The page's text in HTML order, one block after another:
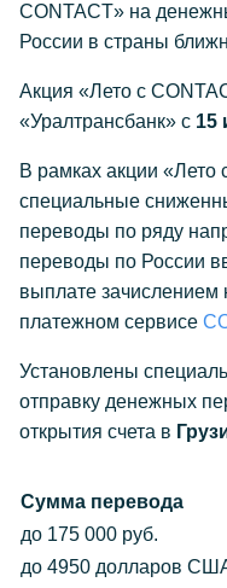
CONTACT» на
России в страны
Акция «Лето с
«Уралтрансбанк» с 15
В рамках акции «Лето
специальные
переводы по ряду
переводы по России
выплате зачислением
платежном сервисе
Установлены
отправку денежных
открытия счета в
Сумма перевода
до 175 000 руб.
до 4950 долларов